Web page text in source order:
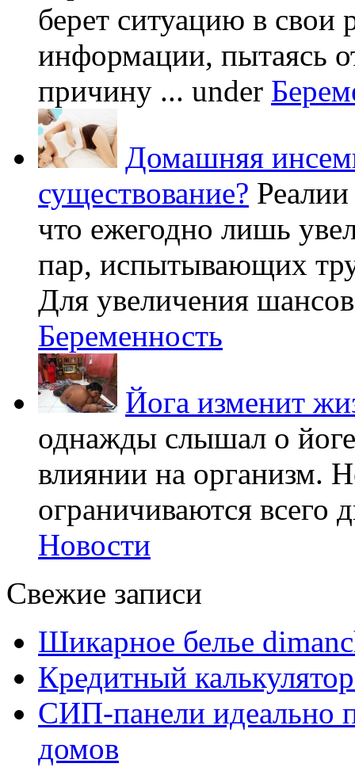
берет ситуацию в свои
информации, пытаясь
причину ... under
Домашняя
существование?
что ежегодно лишь
пар, испытывающих
Для увеличения
Беременность
Йога изменит
однажды слышал о
влиянии на организм.
ограничиваются всего
Новости
Свежие записи
Шикарное белье
Кредитный
СИП-панели идеально
домов